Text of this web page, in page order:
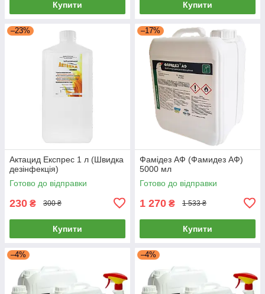
Купити Купити
–23%
Актацид Експрес 1 л (Швидка
дезінфекція)
Готово до відправки
230 ₴ 300 ₴
Купити
–17%
Фамідез АФ (Фамидез АФ)
5000 мл
Готово до відправки
1 270 ₴ 1 533 ₴
Купити
–4% –4%